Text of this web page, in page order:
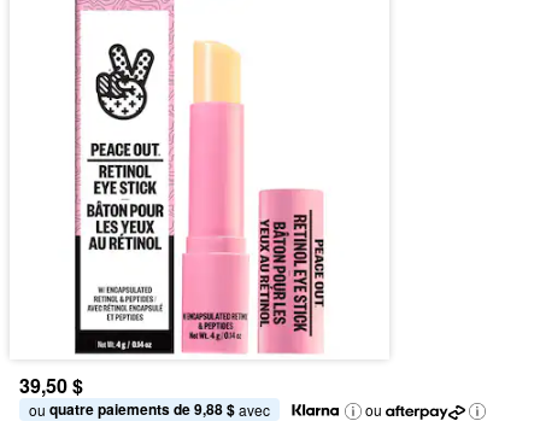
39,50 $
ou quatre paiements de 9,88 $ avec
ou